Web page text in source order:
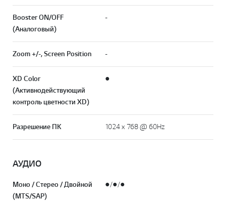
Booster ON/OFF
(Аналоговый)
-
Zoom +/-, Screen Position -
XD Color
(Активнодействующий
контроль цветности XD)
●
Разрешение ПК 1024 x 768 @ 60Hz
АУДИО
Моно / Стерео / Двойной
(MTS/SAP)
●/●/●